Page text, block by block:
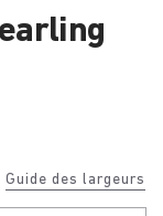
Guide des largeurs